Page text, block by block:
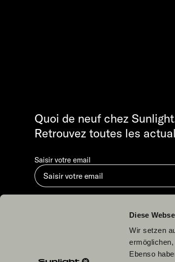
Diese
Wir setzen
Ebenso
Quoi de neuf chez
Retrouvez toutes les
Saisir votre email
En soumettant, vous acceptez notre